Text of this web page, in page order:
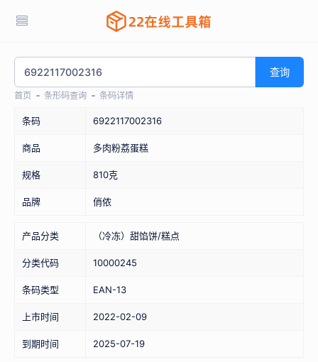
查询
首页 条形码查询 条码详情
条码 6922117002316
商品 多肉粉荔蛋糕
规格 810克
品牌 俏侬
产品分类 （冷冻）甜馅饼/糕点
分类代码 10000245
条码类型 EAN-13
上市时间 2022-02-09
到期时间 2025-07-19